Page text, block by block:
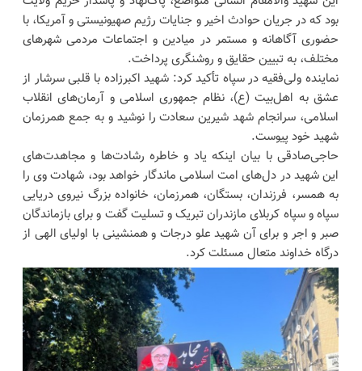
بود که در جریان حوادث اخیر و جنایات رژیم صهیونیستی و آمریکا، با
حضوری آگاهانه و مستمر در میادین و اجتماعات مردمی شهر‌های
مختلف، به تبیین حقایق و روشنگری پرداخت.
نماینده ولی‌فقیه در سپاه تأکید کرد: شهید اکبرزاده با قلبی سرشار از
عشق به اهل‌بیت (ع)، نظام جمهوری اسلامی و آرمان‌های انقلاب
اسلامی، سرانجام شهد شیرین سعادت را نوشید و به جمع همرزمان
شهید خود پیوست.
حاجی‌صادقی با بیان اینکه یاد و خاطره رشادت‌ها و مجاهدت‌های
این شهید در دل‌های امت اسلامی ماندگار خواهد بود، شهادت وی را
به همسر، فرزندان، بستگان، همرزمان، خانواده بزرگ نیروی دریایی
سپاه و سپاه کربلای مازندران تبریک و تسلیت گفت و برای بازماندگان
صبر و اجر و برای آن شهید علو درجات و همنشینی با اولیای الهی از
درگاه خداوند متعال مسئلت کرد.